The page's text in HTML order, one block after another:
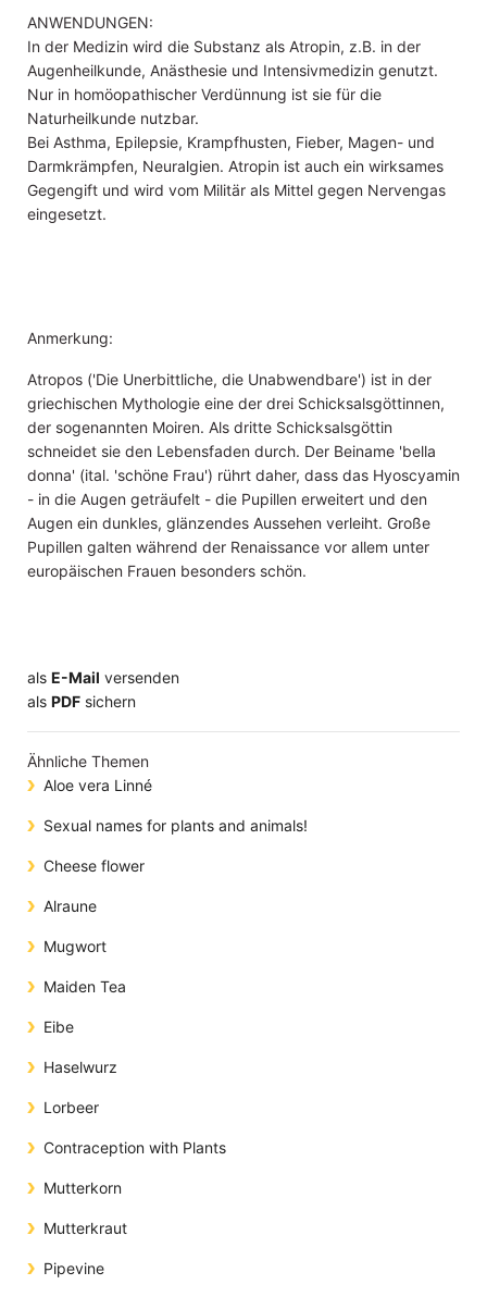
ANWENDUNGEN:
In der Medizin wird die Substanz als Atropin, z.B. in der
Augenheilkunde, Anästhesie und Intensivmedizin genutzt.
Nur in homöopathischer Verdünnung ist sie für die
Naturheilkunde nutzbar.
Bei Asthma, Epilepsie, Krampfhusten, Fieber, Magen- und
Darmkrämpfen, Neuralgien. Atropin ist auch ein wirksames
Gegengift und wird vom Militär als Mittel gegen Nervengas
eingesetzt.
Anmerkung:
Atropos ('Die Unerbittliche, die Unabwendbare') ist in der
griechischen Mythologie eine der drei Schicksalsgöttinnen,
der sogenannten Moiren. Als dritte Schicksalsgöttin
schneidet sie den Lebensfaden durch. Der Beiname 'bella
donna' (ital. 'schöne Frau') rührt daher, dass das Hyoscyamin
- in die Augen geträufelt - die Pupillen erweitert und den
Augen ein dunkles, glänzendes Aussehen verleiht. Große
Pupillen galten während der Renaissance vor allem unter
europäischen Frauen besonders schön.
als E-Mail versenden
​​​​​​​​​​​​​​​​​als PDF sichern
Ähnliche Themen
Aloe vera Linné
Sexual names for plants and animals!
Cheese flower
Alraune
Mugwort
Maiden Tea
Eibe
Haselwurz
Lorbeer
Contraception with Plants
Mutterkorn
Mutterkraut
Pipevine